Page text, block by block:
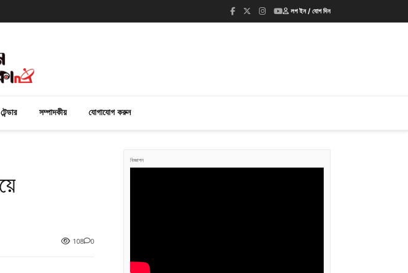
লগ ইন / যোগ দিন
টেন্ডার সম্পাদকীয় যোগাযোগ করুন
108 0
বিজ্ঞাপন